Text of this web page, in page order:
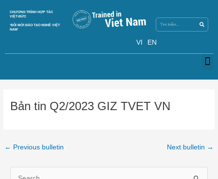
content
CHƯƠNG TRÌNH HỢP TÁC
VIỆT-ĐỨC
‘ĐỔI MỚI ĐÀO TẠO NGHỀ VIỆT
NAM’
VI EN
Bản tin Q2/2023 GIZ TVET VN
← Previous bulletin Next bulletin →